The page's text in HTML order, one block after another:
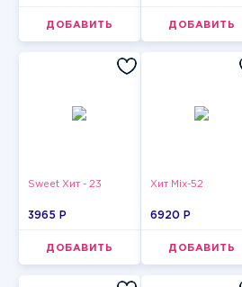
ДОБАВИТЬ ДОБАВИТЬ
Sweet Хит - 23
3965 P
ДОБАВИТЬ
Хит Mix-52
6920 P
ДОБАВИТЬ